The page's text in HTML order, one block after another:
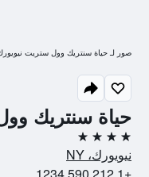
حياة سنتريك
4 نجوم
نيويورك، NY
صور لـ حياة سنتريك وول ستريت